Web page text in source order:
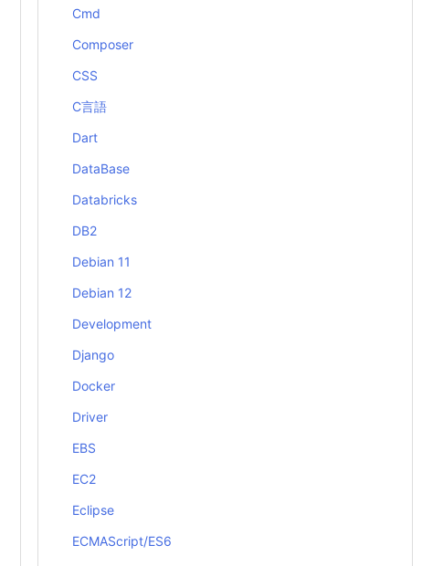
Cmd
Composer
CSS
C言語
Dart
DataBase
Databricks
DB2
Debian 11
Debian 12
Development
Django
Docker
Driver
EBS
EC2
Eclipse
ECMAScript/ES6